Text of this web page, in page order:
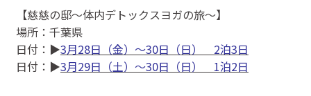
【慈慈の邸～体内デトックスヨガの旅～】
場所：千葉県
日付：▶3月28日（金）～30日（日） 2泊3日
日付：▶3月29日（土）～30日（日） 1泊2日